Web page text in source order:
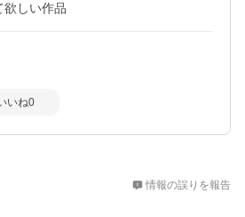
欲しい作品
いね0
情報の誤りを報告